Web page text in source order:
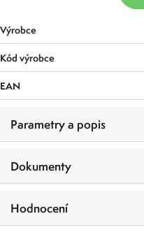
Výrobce
Kód výrobce
EAN
Parametry a popis
Dokumenty
Hodnocení